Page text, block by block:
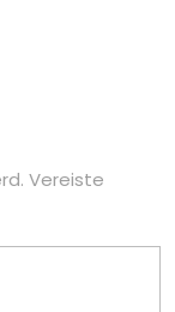
Vereiste